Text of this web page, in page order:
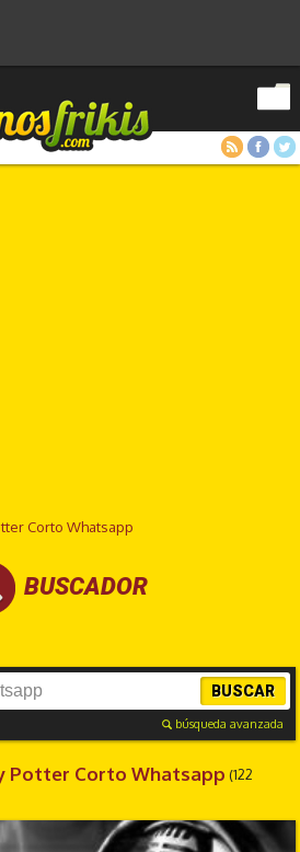
RSS FacebookTwitter
Corto Whatsapp
BUSCADOR
BUSCAR
búsqueda avanzada
Potter Corto Whatsapp (122